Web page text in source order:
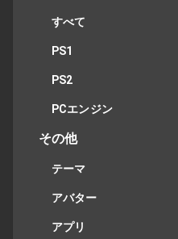
すべて
PS1
PS2
PCエンジン
その他
テーマ
アバター
アプリ